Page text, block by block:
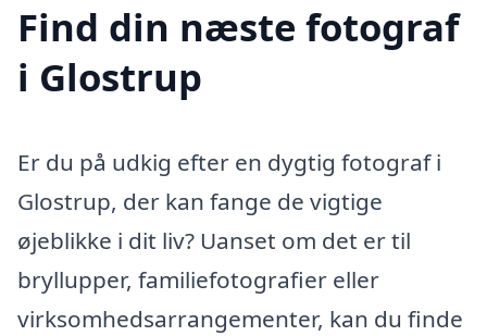
Find din næste fotograf
i Glostrup
Er du på udkig efter en dygtig fotograf i
Glostrup, der kan fange de vigtige
øjeblikke i dit liv? Uanset om det er til
bryllupper, familiefotografier eller
virksomhedsarrangementer, kan du finde